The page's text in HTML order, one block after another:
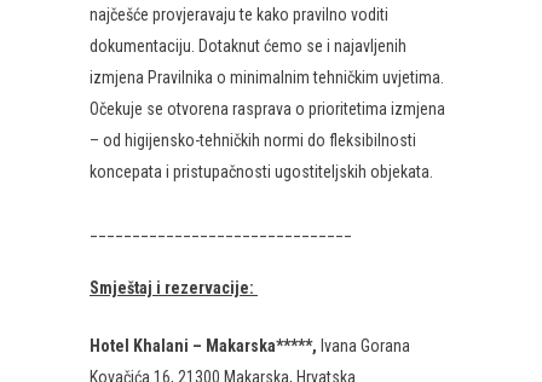
najčešće provjeravaju te kako pravilno voditi
dokumentaciju. Dotaknut ćemo se i najavljenih
izmjena Pravilnika o minimalnim tehničkim uvjetima.
Očekuje se otvorena rasprava o prioritetima izmjena
– od higijensko-tehničkih normi do fleksibilnosti
koncepata i pristupačnosti ugostiteljskih objekata.
Smještaj i rezervacije:
Hotel Khalani – Makarska*****, Ivana Gorana
Kovačića 16, 21300 Makarska, Hrvatska